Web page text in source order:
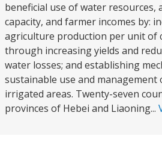
beneficial use of water
capacity, and farmer incomes by:
agriculture production per unit of
through increasing yields and
water losses; and establishing
sustainable use and
irrigated areas. Twenty-seven
provinces of Hebei and Liaoning...